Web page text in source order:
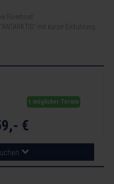
Riverboat
mit kurzer Einführung
1 möglicher Termin
€